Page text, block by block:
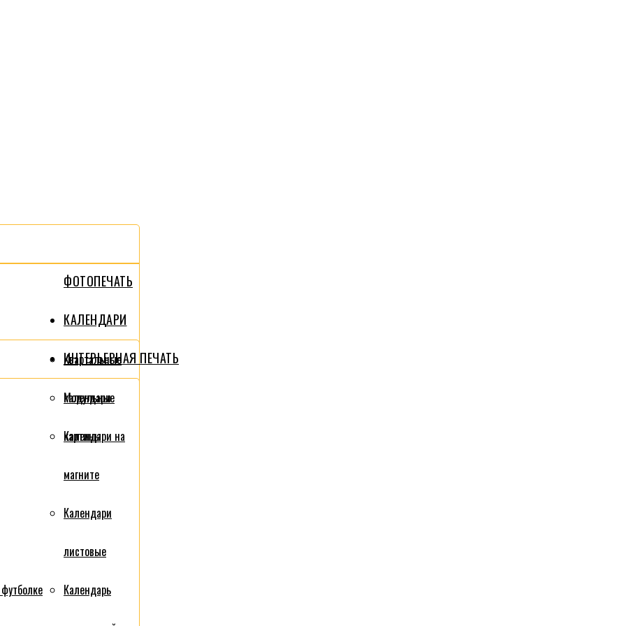
ФОТОПЕЧАТЬ
КАЛЕНДАРИ
Квартальные
календари
Календари на
магните
Календари
листовые
Календарь
ИНТЕРЬЕРНАЯ ПЕЧАТЬ
Модульные
картины